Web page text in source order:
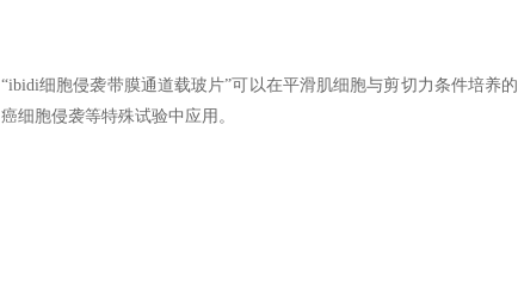
“ibidi细胞侵袭带膜通道载玻片”可以在平滑肌细胞与剪切力条件培养的
癌细胞侵袭等特殊试验中应用。